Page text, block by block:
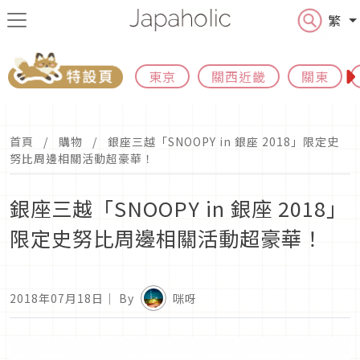
繁
東京 關西近畿 關東
首頁 購物
銀座三越「SNOOPY in 銀座 2018」限定史
努比周邊相關活動超豪華！
銀座三越「SNOOPY in 銀座 2018」
限定史努比周邊相關活動超豪華！
2018年07月18日 ｜ By 咪呀